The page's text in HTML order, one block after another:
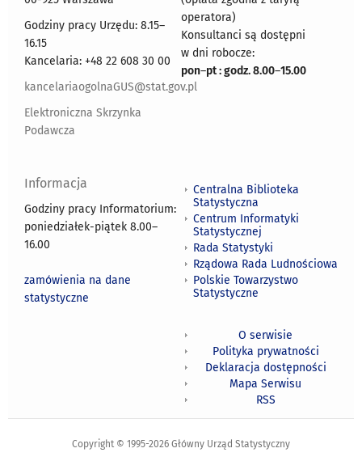
Godziny pracy Urzędu: 8.15–
16.15
Kancelaria: +48 22 608 30 00
kancelariaogolnaGUS@stat.gov.pl
Elektroniczna Skrzynka
Podawcza
operatora)
Konsultanci są dostępni
w dni robocze:
pon–pt : godz. 8.00–15.00
Informacja
Godziny pracy Informatorium:
poniedziałek-piątek 8.00–
16.00
zamówienia na dane
statystyczne
Centralna Biblioteka
Statystyczna
Centrum Informatyki
Statystycznej
Rada Statystyki
Rządowa Rada Ludnościowa
Polskie Towarzystwo
Statystyczne
O serwisie
Polityka prywatności
Deklaracja dostępności
Mapa Serwisu
RSS
Copyright © 1995-2026 Główny Urząd Statystyczny